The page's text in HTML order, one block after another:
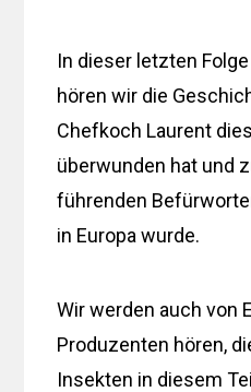
In dieser letzten
hören wir die
Chefkoch Laurent
überwunden hat und
führenden
in Europa wurde.
Wir werden auch von
Produzenten hören,
Insekten in diesem